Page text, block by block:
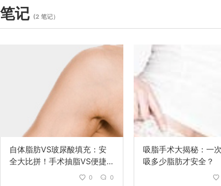
笔记 (2 笔记）
自体脂肪VS玻尿酸填充：安
全大比拼！手术抽脂VS便捷
注射，怎么选更靠谱？ 0 0
吸脂手术大揭秘：一
吸多少脂肪才安全？